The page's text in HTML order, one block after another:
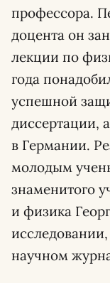
профессора.
доцента он
лекции по
года
успешной
диссертации,
в Германии.
молодым
знаменитого
и физика
научном